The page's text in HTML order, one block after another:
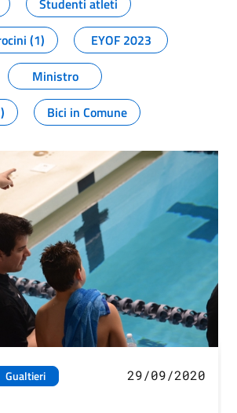
Studenti atleti
(1)
EYOF 2023
Ministro
Bici in Comune
Gualtieri
29/09/2020